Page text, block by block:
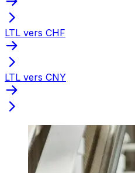
LTL vers CHF
LTL vers CNY